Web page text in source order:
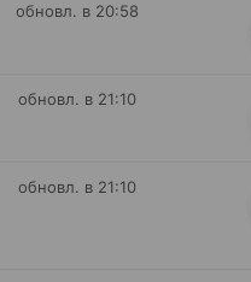
обновл. в 20:58
обновл. в 21:10
обновл. в 21:10